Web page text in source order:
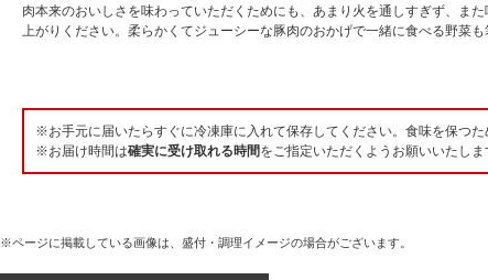
肉本来のおいしさを味わっていただくためにも、あまり火を通しすぎず、ま
上がりください。柔らかくてジューシーな豚肉のおかげで一緒に食べる野菜も
※お手元に届いたらすぐに冷凍庫に入れて保存してください。食味を保つた
※お届け時間は確実に受け取れる時間をご指定いただくようお願いいたしま
※ページに掲載している画像は、盛付・調理イメージの場合がございます。